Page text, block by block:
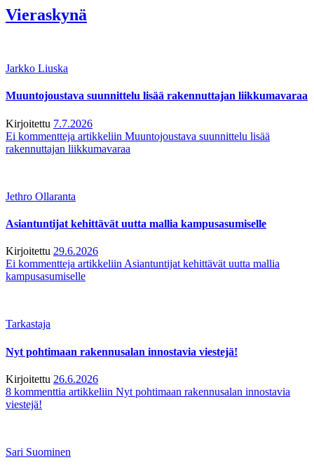
Vieraskynä
Jarkko Liuska
Muuntojoustava suunnittelu lisää rakennuttajan liikkumavaraa
Kirjoitettu 7.7.2026
Ei kommentteja artikkeliin Muuntojoustava suunnittelu lisää
rakennuttajan liikkumavaraa
Jethro Ollaranta
Asiantuntijat kehittävät uutta mallia kampusasumiselle
Kirjoitettu 29.6.2026
Ei kommentteja artikkeliin Asiantuntijat kehittävät uutta mallia
kampusasumiselle
Tarkastaja
Nyt pohtimaan rakennusalan innostavia viestejä!
Kirjoitettu 26.6.2026
8 kommenttia artikkeliin Nyt pohtimaan rakennusalan innostavia
viestejä!
Sari Suominen